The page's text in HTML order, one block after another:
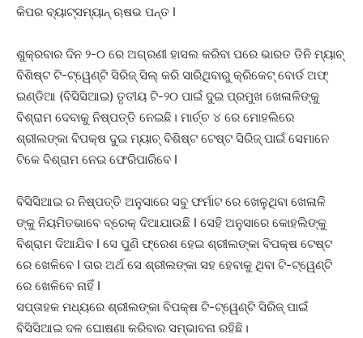
କିପର ବ୍ୟାଟ୍ସମ୍ୟାନ୍ ଋଷଭ ପନ୍ତ I
ଶୁକ୍ରବାର ଦିନ ୨-୦ ରେ ଅଗ୍ରଣୀ ହାସଲ କରିବା ପରେ ଭାରତ ତିନି ମ୍ୟାଚ୍
ବିଶିଷ୍ଟ ଟି-ଟ୍ୱେଣ୍ଟି ସିରିଜ୍ ସିଲ୍ କରି ସାରିଥିବାରୁ କ୍ରିକେଟ୍ ବୋର୍ଡ ଅଫ୍
ଇଣ୍ଡିଆ (ବିସିସିଆଇ) ତୃତୀୟ ଟି-୨୦ ପାଇଁ ଦୁଇ ପ୍ରମୁଖ ଖେଳାଳିଙ୍କୁ
ବିଶ୍ରାମ ଦେବାକୁ ନିଷ୍ପତ୍ତି ନେଇଛି। ମାର୍ଚ୍ଚ ୪ ରେ ମୋହଲିରେ
ଶ୍ରୀଲଙ୍କା ବିପକ୍ଷ ଦୁଇ ମ୍ୟାଚ୍ ବିଶିଷ୍ଟ ଟେଷ୍ଟ ସିରିଜ୍ ପାଇଁ ସେମାନେ
ଟିକେ ବିଶ୍ରାମ ନେଇ ଫେରିପାରିବେ I
ବିସିସିଆଇ ର ନିଷ୍ପତ୍ତି ଅନୁସାରେ ସବୁ ଫର୍ମାଟ ରେ ଖେଳୁଥିବା ଖେଳାଳି
ଙ୍କୁ ନିୟମିତଭାବେ ବ୍ରେକ୍ ଦିଆଯାଉଛି I ସେହି ଅନୁସାରେ କୋହଲିଙ୍କୁ
ବିଶ୍ରାମ ଦିଆଯିବ I ସେ ପୁଣି ଫ୍ରେଶ ହେଇ ଶ୍ରୀଲଙ୍କା ବିପକ୍ଷ ଟେଷ୍ଟ
ରେ ଖେଳିବେ I ତାର ଅର୍ଥ ସେ ଶ୍ରୀଲଙ୍କା ସହ ହେବାକୁ ଥିବା ଟି-ଟ୍ୱେଣ୍ଟି
ରେ ଖେଳିବେ ନାହିଁ I
ସପ୍ତାହକ ମଧ୍ୟରେ ଶ୍ରୀଲଙ୍କା ବିପକ୍ଷ ଟି-ଟ୍ୱେଣ୍ଟି ସିରିଜ୍ ପାଇଁ
ବିସିସିଆଇ ଦଳ ଘୋଷଣା କରିବାର ସମ୍ଭାବନା ରହିଛି।